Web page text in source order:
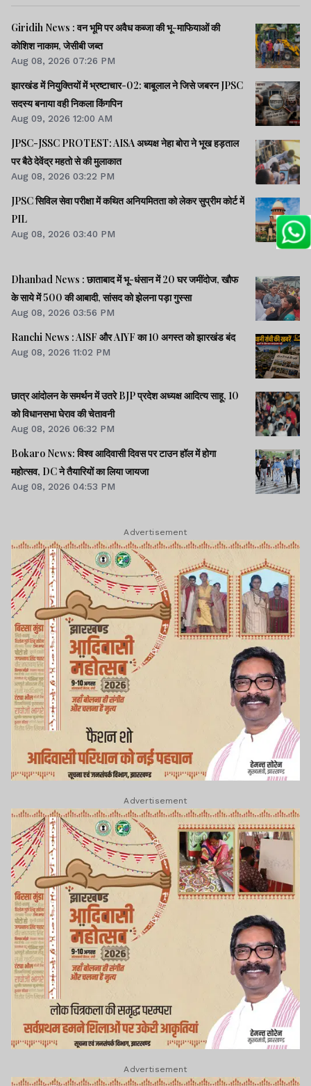
Giridih News : वन भूमि पर अवैध कब्जा की भू-माफियाओं की
कोशिश नाकाम, जेसीबी जब्त
Aug 08, 2026 07:26 PM
झारखंड में नियुक्तियों में भ्रष्टाचार-02: बाबूलाल ने जिसे जबरन JPSC
सदस्य बनाया वही निकला किंगपिन
Aug 09, 2026 12:00 AM
JPSC-JSSC PROTEST: AISA अध्यक्ष नेहा बोरा ने भूख हड़ताल
पर बैठे देवेंद्र महतो से की मुलाकात
Aug 08, 2026 03:22 PM
JPSC सिविल सेवा परीक्षा में कथित अनियमितता को लेकर सुप्रीम कोर्ट में
PIL
Aug 08, 2026 03:40 PM
Dhanbad News : छाताबाद में भू-धंसान में 20 घर जमींदोज, खौफ
के साये में 500 की आबादी, सांसद को झेलना पड़ा गुस्सा
Aug 08, 2026 03:56 PM
Ranchi News : AISF और AIYF का 10 अगस्त को झारखंड बंद
Aug 08, 2026 11:02 PM
छात्र आंदोलन के समर्थन में उतरे BJP प्रदेश अध्यक्ष आदित्य साहू, 10
को विधानसभा घेराव की चेतावनी
Aug 08, 2026 06:32 PM
Bokaro News: विश्व आदिवासी दिवस पर टाउन हॉल में होगा
महोत्सव, DC ने तैयारियों का लिया जायजा
Aug 08, 2026 04:53 PM
Advertisement
Advertisement
Advertisement